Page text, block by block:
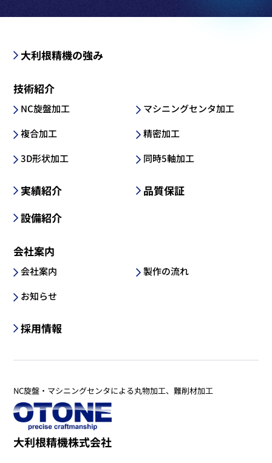
大利根精機の強み
技術紹介
NC旋盤加工
マシニングセンタ加工
複合加工
精密加工
3D形状加工
同時5軸加工
実績紹介
品質保証
設備紹介
会社案内
会社案内
製作の流れ
お知らせ
採用情報
NC旋盤・マシニングセンタによる丸物加工、難削材加工
大利根精機株式会社